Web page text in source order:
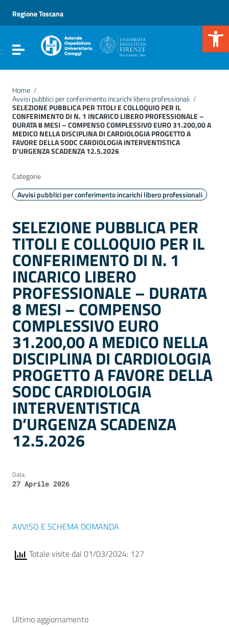
Vai al menu di navigazione
Vai al footer
Regione Toscana
Attiva / disattiva la navigazione
Home /
Avvisi pubblici per conferimento incarichi libero professionali /
SELEZIONE PUBBLICA PER TITOLI E COLLOQUIO PER IL
CONFERIMENTO DI N. 1 INCARICO LIBERO PROFESSIONALE –
DURATA 8 MESI – COMPENSO COMPLESSIVO EURO 31.200,00 A
MEDICO NELLA DISCIPLINA DI CARDIOLOGIA PROGETTO A
FAVORE DELLA SODC CARDIOLOGIA INTERVENTISTICA
D’URGENZA SCADENZA 12.5.2026
SELEZIONE PUBBLICA PER
TITOLI E COLLOQUIO PER IL
CONFERIMENTO DI N. 1
INCARICO LIBERO
PROFESSIONALE – DURATA
8 MESI – COMPENSO
COMPLESSIVO EURO
31.200,00 A MEDICO NELLA
DISCIPLINA DI CARDIOLOGIA
PROGETTO A FAVORE DELLA
SODC CARDIOLOGIA
INTERVENTISTICA
D’URGENZA SCADENZA
12.5.2026
Categorie
Avvisi pubblici per conferimento incarichi libero professionali
Data:
27 Aprile 2026
AVVISO E SCHEMA DOMANDA
Totale visite dal 01/03/2024: 127
Ultimo aggiornamento